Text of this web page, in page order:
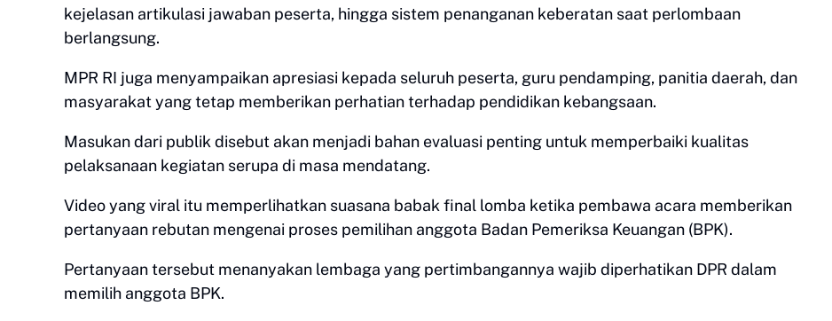
kejelasan artikulasi jawaban peserta, hingga sistem penanganan keberatan saat perlombaan
berlangsung.
MPR RI juga menyampaikan apresiasi kepada seluruh peserta, guru pendamping, panitia daerah, dan
masyarakat yang tetap memberikan perhatian terhadap pendidikan kebangsaan.
Masukan dari publik disebut akan menjadi bahan evaluasi penting untuk memperbaiki kualitas
pelaksanaan kegiatan serupa di masa mendatang.
Video yang viral itu memperlihatkan suasana babak final lomba ketika pembawa acara memberikan
pertanyaan rebutan mengenai proses pemilihan anggota Badan Pemeriksa Keuangan (BPK).
Pertanyaan tersebut menanyakan lembaga yang pertimbangannya wajib diperhatikan DPR dalam
memilih anggota BPK.